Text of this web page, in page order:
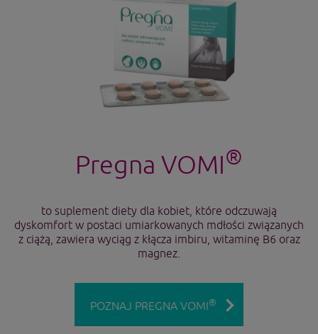
Pregna VOMI®
to suplement diety dla kobiet, które odczuwają
dyskomfort w postaci umiarkowanych mdłości związanych
z ciążą, zawiera wyciąg z kłącza imbiru, witaminę B6 oraz
magnez.
POZNAJ PREGNA VOMI®